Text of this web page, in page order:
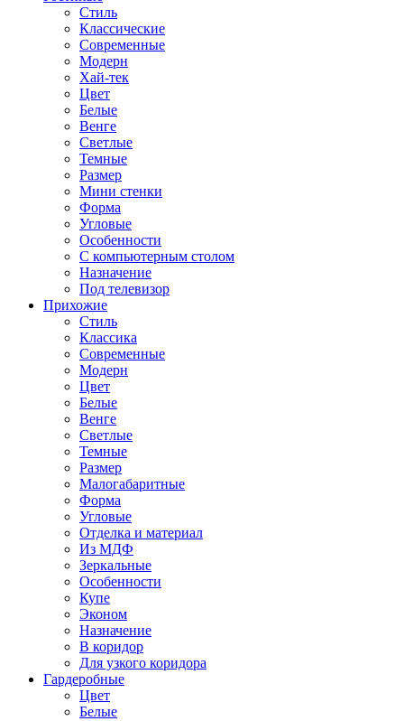
Стиль
Классические
Современные
Модерн
Хай-тек
Цвет
Белые
Венге
Светлые
Темные
Размер
Мини стенки
Форма
Угловые
Особенности
С компьютерным столом
Назначение
Под телевизор
Прихожие
Стиль
Классика
Современные
Модерн
Цвет
Белые
Венге
Светлые
Темные
Размер
Малогабаритные
Форма
Угловые
Отделка и материал
Из МДФ
Зеркальные
Особенности
Купе
Эконом
Назначение
В коридор
Для узкого коридора
Гардеробные
Цвет
Белые